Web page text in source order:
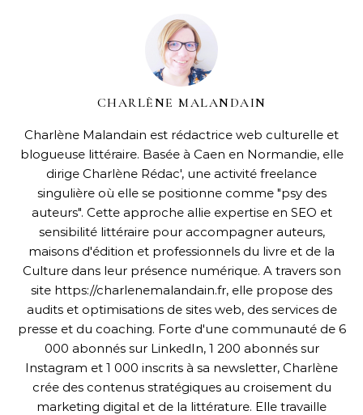
CHARLÈNE MALANDAIN
Charlène Malandain est rédactrice web culturelle et
blogueuse littéraire. Basée à Caen en Normandie, elle
dirige Charlène Rédac', une activité freelance
singulière où elle se positionne comme "psy des
auteurs". Cette approche allie expertise en SEO et
sensibilité littéraire pour accompagner auteurs,
maisons d'édition et professionnels du livre et de la
Culture dans leur présence numérique. A travers son
site https://charlenemalandain.fr, elle propose des
audits et optimisations de sites web, des services de
presse et du coaching. Forte d'une communauté de 6
000 abonnés sur LinkedIn, 1 200 abonnés sur
Instagram et 1 000 inscrits à sa newsletter, Charlène
crée des contenus stratégiques au croisement du
marketing digital et de la littérature. Elle travaille